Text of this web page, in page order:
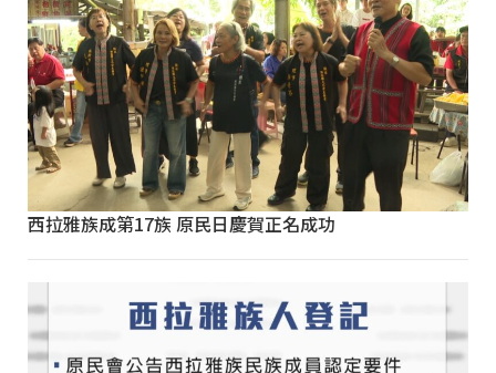
西拉雅族成第17族 原民日慶賀正名成功